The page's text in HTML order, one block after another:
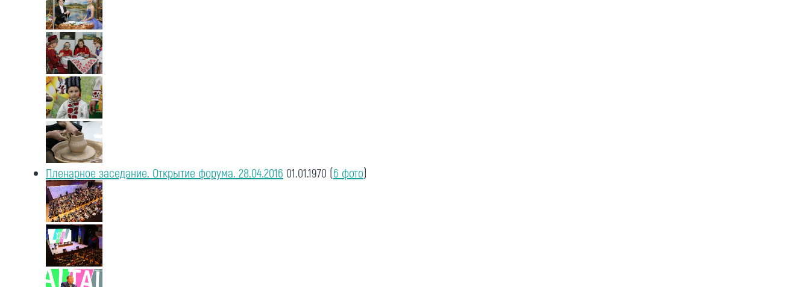
Пленарное заседание. Открытие форума. 28.04.2016 01.01.1970 (6 фото)